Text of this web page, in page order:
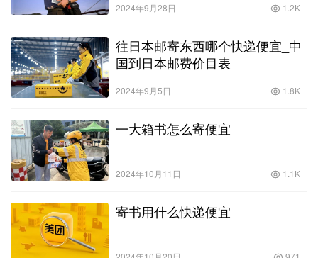
2024年9月28日 1.2K
往日本邮寄东西哪个快递便宜_中
国到日本邮费价目表
2024年9月5日 1.8K
一大箱书怎么寄便宜
2024年10月11日 1.1K
寄书用什么快递便宜